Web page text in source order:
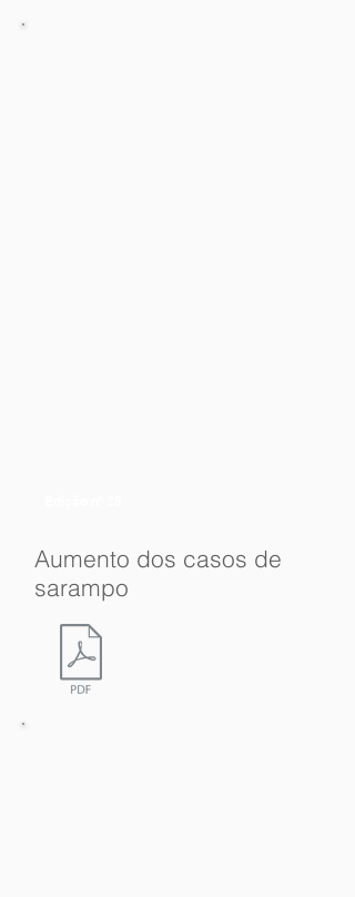
Aumento dos casos de
sarampo